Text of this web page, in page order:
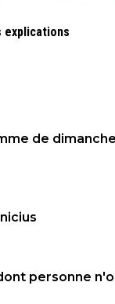
explications
de
personne